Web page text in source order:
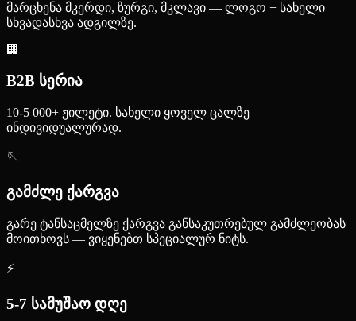
მარცხენა მკერდი, ზურგი, მკლავი — ლოგო + სახელი
სხვადასხვა ადგილზე.
🏢
B2B სერია
10-5 000+ ჟილეტი. სახელი ყოველ ცალზე —
ინდივიდუალურად.
🪡
გამძლე ქარგვა
გარე ტანსაცმელზე ქარგვა განსაკუთრებულ გამძლეობას
მოითხოვს — ვიყენებთ სპეციალურ ნიტს.
⚡
5-7 სამუშაო დღე